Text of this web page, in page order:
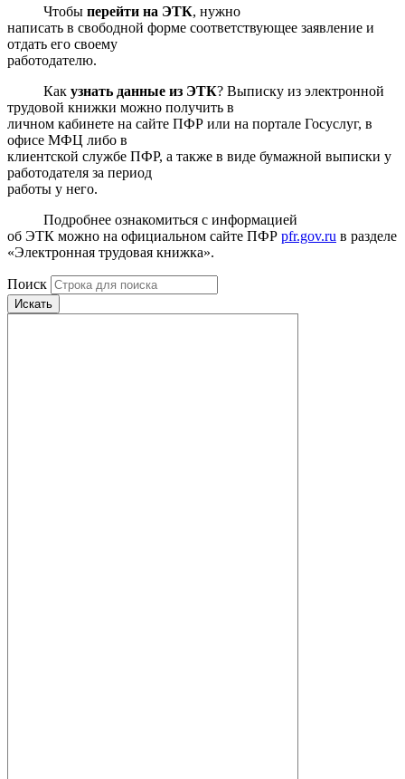
Чтобы перейти на ЭТК, нужно
написать в свободной форме соответствующее заявление и
отдать его своему
работодателю.
Как узнать данные из ЭТК? Выписку из электронной
трудовой книжки можно получить в
личном кабинете на сайте ПФР или на портале Госуслуг, в
офисе МФЦ либо в
клиентской службе ПФР, а также в виде бумажной выписки у
работодателя за период
работы у него.
Подробнее ознакомиться с информацией
об ЭТК можно на официальном сайте ПФР pfr.gov.ru в разделе
«Электронная трудовая книжка».
Поиск
Искать